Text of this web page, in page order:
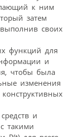
к ним
затем
своих
функций для
и
чтобы была
изменения
и
такими